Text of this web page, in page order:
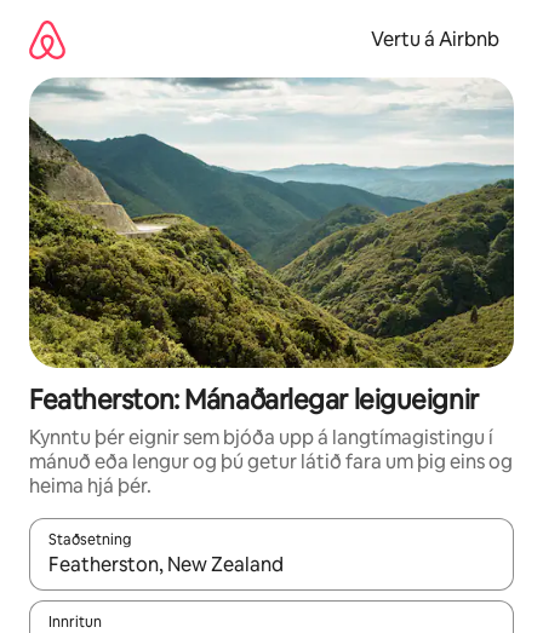
beint
Vertu á Airbnb
Featherston: Mánaðarlegar leigueignir
Kynntu þér eignir sem bjóða upp á langtímagistingu í
mánuð eða lengur og þú getur látið fara um þig eins og
heima hjá þér.
Staðsetning
Þegar niðurstöður liggja fyrir skaltu nota upp og niður
Innritun